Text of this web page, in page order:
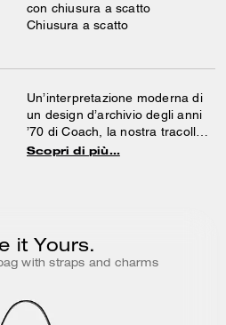
con chiusura a scatto
Chiusura a scatto
Un’interpretazione moderna di
un design d’archivio degli anni
’70 di Coach, la nostra tracolla
Tabby è realizzata in pelle
presenta una tasca esterna con
zip per un accesso rapido agli
staccabili per portarla a mano,
come borsa a spalla corta o
Scopri di più…
it Yours.
with straps and charms